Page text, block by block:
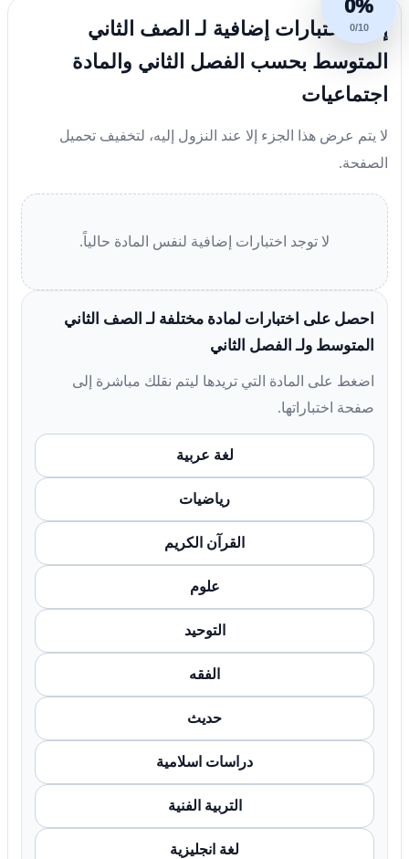
0%
0/10
إليك اختبارات إضافية لـ الصف الثاني
المتوسط بحسب الفصل الثاني والمادة
اجتماعيات
لا يتم عرض هذا الجزء إلا عند النزول إليه، لتخفيف تحميل
الصفحة.
لا توجد اختبارات إضافية لنفس المادة حالياً.
احصل على اختبارات لمادة مختلفة لـ الصف الثاني
المتوسط ولـ الفصل الثاني
اضغط على المادة التي تريدها ليتم نقلك مباشرة إلى
صفحة اختباراتها.
لغة عربية
رياضيات
القرآن الكريم
علوم
التوحيد
الفقه
حديث
دراسات اسلامية
التربية الفنية
لغة انجليزية